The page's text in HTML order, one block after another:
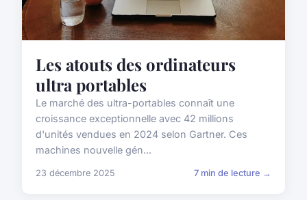
Les atouts des ordinateurs
ultra portables
Le marché des ultra-portables connaît une
croissance exceptionnelle avec 42 millions
d'unités vendues en 2024 selon Gartner. Ces
machines nouvelle gén...
23 décembre 2025 7 min de lecture →